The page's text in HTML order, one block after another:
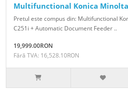
Multifunctional Konica Minolta
Pretul este compus din: Multifunctional
C251i + Automatic Document Feeder ..
19,999.00RON
Fără TVA: 16,528.10RON